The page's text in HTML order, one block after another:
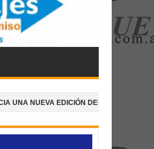
EDICIÓN DEL ENCUENTRO "NORTE VS.